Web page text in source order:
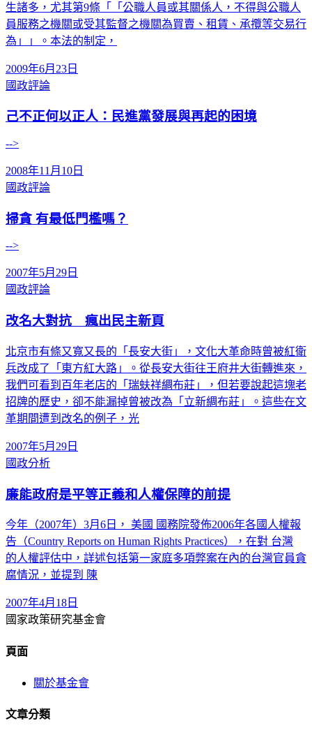
生諸多，尤其第9條「「公職人員或其關係人，不得與公職人
員服務之機關或受其監督之機關為買賣、租賃、承攬等交易行
為」」。本法的制定，
2009年6月23日
國政評論
己不正何以正人：民進黨發展與再起的困境
-->
2008年11月10日
國政評論
掃貪 有最低門檻嗎？
-->
2007年5月29日
國政評論
改名大對抗 瘋出民主新頁
北京市有條又寬又長的「長安大街」，文化大革命時曾被紅衛
兵改成了「東方紅大路」。從長安大街往王府井大街轉進來，
我們可看到百年老店的「瑞蚨祥綢布莊」，但若要說起這塊老
招牌的歷史，卻不能漏掉曾被改為「立新綢布莊」。這些在文
革期間遭到改名的例子，光
2007年5月29日
國政分析
廉能政府是平等正義和人權保障的前提
今年（2007年）3月6日， 美國 國務院發佈2006年各國人權報
告（Country Reports on Human Rights Practices），在對 台灣
的人權評估中，詳述包括第一家庭多項弊案在內的台灣官員貪
腐情況，並提到 陳
2007年4月18日
國家政策研究基金會
頁面
關於基金會
文章分類